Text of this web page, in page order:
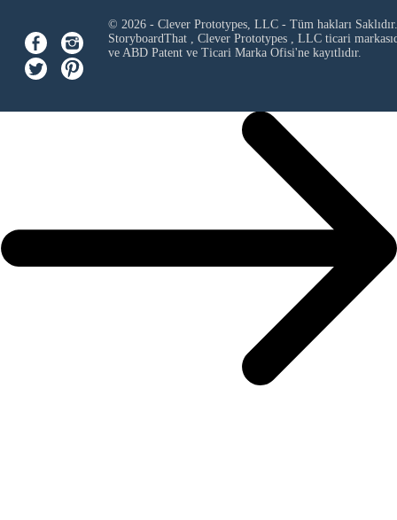
© 2026 - Clever Prototypes, LLC - Tüm hakları Saklıdır.
StoryboardThat , Clever Prototypes , LLCticari
ve ABD Patent ve Ticari Marka Ofisi'ne kayıtlıdır.